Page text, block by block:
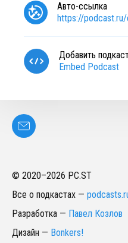
Авто-ссылка
https://
Добавить
Embed Podcast
© 2020–2026 PC.ST
Все о подкастах —
Разработка — Павел Козлов
Дизайн — Bonkers!